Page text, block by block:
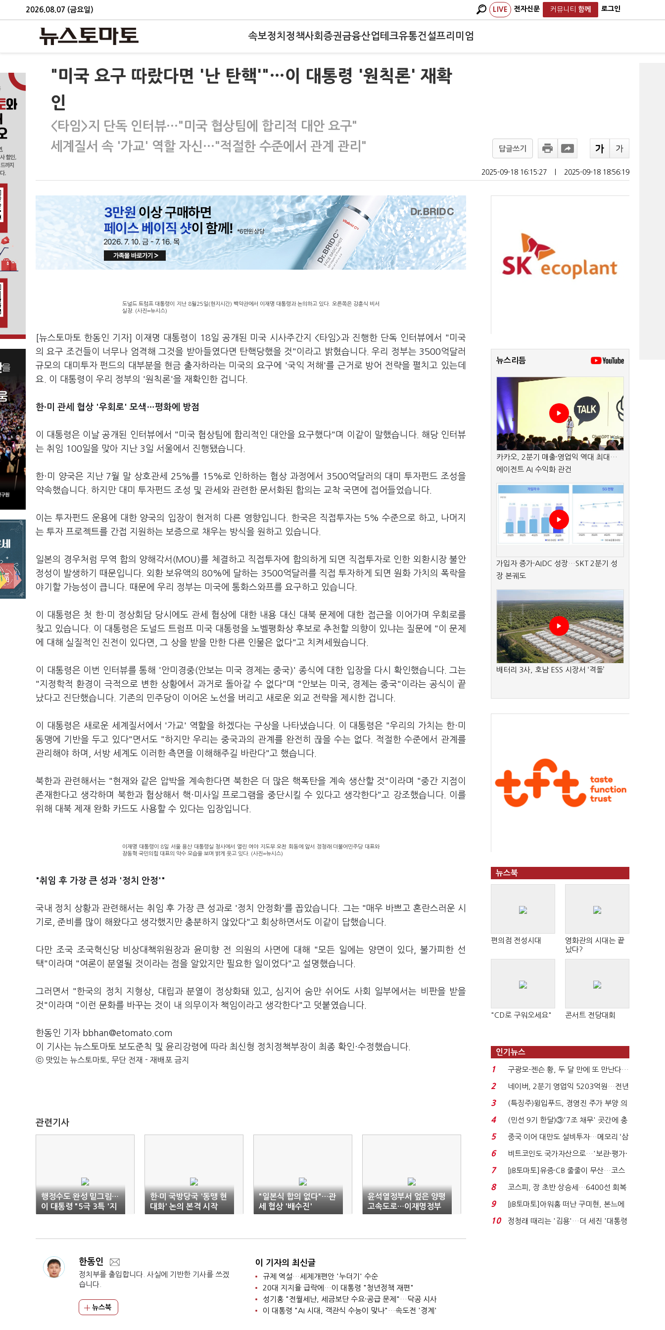
2026.08.07 (금요일) LIVE 전자신문 커뮤니티 함께 로그인
속보정치 정책사회 증권금융산업테크유통건설프리미엄
"미국 요구 따랐다면 '난 탄핵'"…이 대통령 '원칙론' 재확
인
<타임>지 단독 인터뷰…"미국 협상팀에 합리적 대안 요구"
세계질서 속 '가교' 역할 자신…"적절한 수준에서 관계 관리"
답글쓰기
2025-09-18 16:15:27 2025-09-18 18:56:19
도널드 트럼프 대통령이 지난 8월25일(현지시간) 백악관에서 이재명 대통령과 논의하고 있다. 오른쪽은 강훈식 비서
실장. (사진=뉴시스)
[뉴스토마토 한동인 기자] 이재명 대통령이 18일 공개된 미국 시사주간지 <타임>과 진행한 단독 인터뷰에서 "미국
의 요구 조건들이 너무나 엄격해 그것을 받아들였다면 탄핵당했을 것"이라고 밝혔습니다. 우리 정부는 3500억달러
규모의 대미투자 펀드의 대부분을 현금 출자하라는 미국의 요구에 '국익 저해'를 근거로 방어 전략을 펼치고 있는데
요. 이 대통령이 우리 정부의 '원칙론'을 재확인한 겁니다.
한·미 관세 협상 '우회로' 모색…평화에 방점
이 대통령은 이날 공개된 인터뷰에서 "미국 협상팀에 합리적인 대안을 요구했다"며 이같이 말했습니다. 해당 인터뷰
는 취임 100일을 맞아 지난 3일 서울에서 진행됐습니다.
한·미 양국은 지난 7월 말 상호관세 25%를 15%로 인하하는 협상 과정에서 3500억달러의 대미 투자펀드 조성을
약속했습니다. 하지만 대미 투자펀드 조성 및 관세와 관련한 문서화된 합의는 교착 국면에 접어들었습니다.
이는 투자펀드 운용에 대한 양국의 입장이 현저히 다른 영향입니다. 한국은 직접투자는 5% 수준으로 하고, 나머지
는 투자 프로젝트를 간접 지원하는 보증으로 채우는 방식을 원하고 있습니다.
일본의 경우처럼 무역 합의 양해각서(MOU)를 체결하고 직접투자에 합의하게 되면 직접투자로 인한 외환시장 불안
정성이 발생하기 때문입니다. 외환 보유액의 80%에 달하는 3500억달러를 직접 투자하게 되면 원화 가치의 폭락을
야기할 가능성이 큽니다. 때문에 우리 정부는 미국에 통화스와프를 요구하고 있습니다.
이 대통령은 첫 한·미 정상회담 당시에도 관세 협상에 대한 내용 대신 대북 문제에 대한 접근을 이어가며 우회로를
찾고 있습니다. 이 대통령은 도널드 트럼프 미국 대통령을 노벨평화상 후보로 추천할 의향이 있냐는 질문에 "이 문제
에 대해 실질적인 진전이 있다면, 그 상을 받을 만한 다른 인물은 없다"고 치켜세웠습니다.
이 대통령은 이번 인터뷰를 통해 '안미경중(안보는 미국 경제는 중국)' 종식에 대한 입장을 다시 확인했습니다. 그는
"지정학적 환경이 극적으로 변한 상황에서 과거로 돌아갈 수 없다"며 "안보는 미국, 경제는 중국"이라는 공식이 끝
났다고 진단했습니다. 기존의 민주당이 이어온 노선을 버리고 새로운 외교 전략을 제시한 겁니다.
이 대통령은 새로운 세계질서에서 '가교' 역할을 하겠다는 구상을 나타냈습니다. 이 대통령은 "우리의 가치는 한·미
동맹에 기반을 두고 있다"면서도 "하지만 우리는 중국과의 관계를 완전히 끊을 수는 없다. 적절한 수준에서 관계를
관리해야 하며, 서방 세계도 이러한 측면을 이해해주길 바란다"고 했습니다.
북한과 관련해서는 "현재와 같은 압박을 계속한다면 북한은 더 많은 핵폭탄을 계속 생산할 것"이라며 "중간 지점이
존재한다고 생각하며 북한과 협상해서 핵·미사일 프로그램을 중단시킬 수 있다고 생각한다"고 강조했습니다. 이를
위해 대북 제재 완화 카드도 사용할 수 있다는 입장입니다.
이재명 대통령이 8일 서울 용산 대통령실 청사에서 열린 여야 지도부 오찬 회동에 앞서 정청래 더불어민주당 대표와
장동혁 국민의힘 대표의 악수 모습을 보며 밝게 웃고 있다. (사진=뉴시스)
"취임 후 가장 큰 성과 '정치 안정'"
국내 정치 상황과 관련해서는 취임 후 가장 큰 성과로 '정치 안정화'를 꼽았습니다. 그는 "매우 바쁘고 혼란스러운 시
기로, 준비를 많이 해왔다고 생각했지만 충분하지 않았다"고 회상하면서도 이같이 답했습니다.
다만 조국 조국혁신당 비상대책위원장과 윤미향 전 의원의 사면에 대해 "모든 일에는 양면이 있다, 불가피한 선
택"이라며 "여론이 분열될 것이라는 점을 알았지만 필요한 일이었다"고 설명했습니다.
그러면서 "한국의 정치 지형상, 대립과 분열이 정상화돼 있고, 심지어 숨만 쉬어도 사회 일부에서는 비판을 받을
것"이라며 "이런 문화를 바꾸는 것이 내 의무이자 책임이라고 생각한다"고 덧붙였습니다.
한동인 기자 bbhan@etomato.com
이 기사는 뉴스토마토 보도준칙 및 윤리강령에 따라 최신형 정치정책부장이 최종 확인·수정했습니다.
ⓒ 맛있는 뉴스토마토, 무단 전재 - 재배포 금지
관련기사
행정수도 완성 밑그림…
이 대통령 "5극 3특 '지
역 주권'"
한·미 국방당국 '동맹 현
대화' 논의 본격 시작
"일본식 합의 없다"…관
세 협상 '배수진'
윤석열정부서 엎은 양평
고속도로…이재명정부
서 김동연 재추진
한동인
정치부를 출입합니다. 사실에 기반한 기사를 쓰겠
습니다.
뉴스북
이 기자의 최신글
규제 역설…세제개편안 '누더기' 수순
20대 지지율 급락에…이 대통령 "청년정책 재편"
성기홍 "전월세난, 세금보단 수요·공급 문제"…닥공 시사
이 대통령 "AI 시대, 객관식 수능이 맞나"…속도전 '경계'
뉴스리듬
카카오, 2분기 매출·영업익 역대 최대…
에이전트 AI 수익화 관건
가입자 증가·AIDC 성장…SKT 2분기 성
장 본궤도
배터리 3사, 호남 ESS 시장서 ‘격돌’
뉴스북
편의점 전성시대
영화관의 시대는 끝
났다?
"CD로 구워오세요" 콘서트 전당대회
인기뉴스
1
구광모-젠슨 황, 두 달 만에 또 만난다…
로봇·AI 등 논...
2
네이버, 2분기 영업익 5203억원…전년
비 0.2% 감소...
3
(특징주)윙입푸드, 경영진 주가 부양 의
지에 상한가...
4
(민선 9기 한달)③'7조 채무' 곳간에 충
격…추미애, 20년...
5
중국 이어 대만도 설비투자…메모리 ‘삼
국전쟁’
6
비트코인도 국가자산으로…'보관·평가·
처분' 기준은 ...
7
[IB토마토]유증·CB 줄줄이 무산…코스
닥 벌점 급증에 ...
8
코스피, 장 초반 상승세…6400선 회복
시도
9
[IB토마토]아워홈 떠난 구미현, 본느에
340억 베팅…가...
10
정청래 때리는 '김용'…더 세진 '대통령